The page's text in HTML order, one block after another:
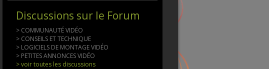
Discussions sur le Forum
> COMMUNAUTÉ VIDÉO
> CONSEILS ET TECHNIQUE
> LOGICIELS DE MONTAGE VIDÉO
> PETITES ANNONCES VIDÉO
> voir toutes les discussions